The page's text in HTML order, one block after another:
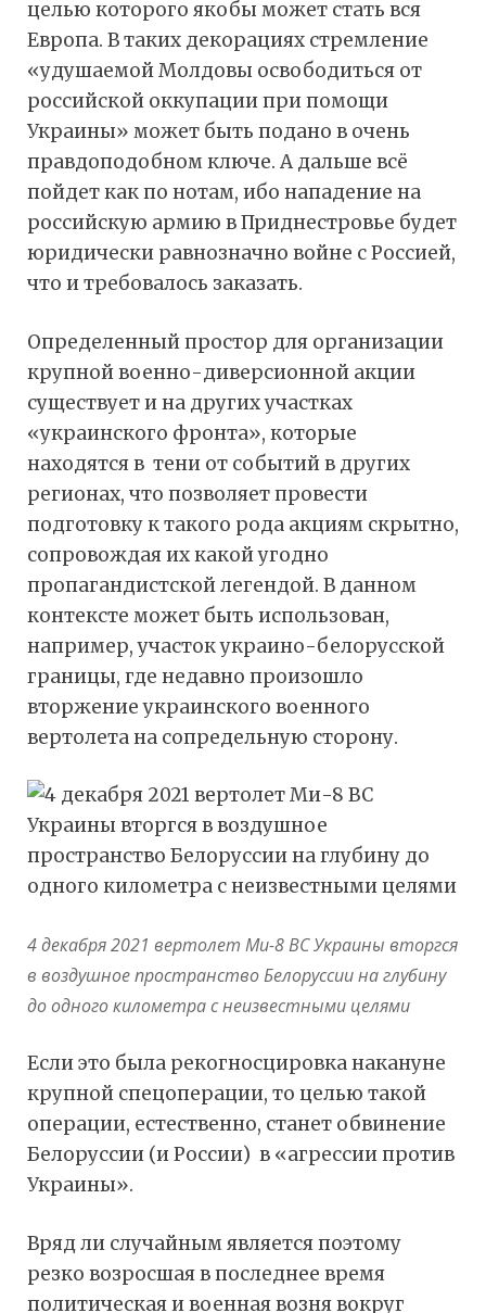
целью которого якобы может стать вся
Европа. В таких декорациях стремление
«удушаемой Молдовы освободиться от
российской оккупации при помощи
Украины» может быть подано в очень
правдоподобном ключе. А дальше всё
пойдет как по нотам, ибо нападение на
российскую армию в Приднестровье будет
юридически равнозначно войне с Россией,
что и требовалось заказать.
Определенный простор для организации
крупной военно-диверсионной акции
существует и на других участках
«украинского фронта», которые
находятся в тени от событий в других
регионах, что позволяет провести
подготовку к такого рода акциям скрытно,
сопровождая их какой угодно
пропагандистской легендой. В данном
контексте может быть использован,
например, участок украино-белорусской
границы, где недавно произошло
вторжение украинского военного
вертолета на сопредельную сторону.
4 декабря 2021 вертолет Ми-8 ВС Украины вторгся
в воздушное пространство Белоруссии на глубину
до одного километра с неизвестными целями
Если это была рекогносцировка накануне
крупной спецоперации, то целью такой
операции, естественно, станет обвинение
Белоруссии (и России) в «агрессии против
Украины».
Вряд ли случайным является поэтому
резко возросшая в последнее время
политическая и военная возня вокруг